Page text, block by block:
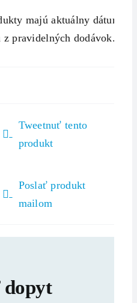
majú aktuálny dátum
z pravidelných dodávok.
Tweetnuť tento
produkt
Poslať produkt
mailom